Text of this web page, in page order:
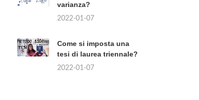
varianza?
2022-01-07
Come si imposta una
tesi di laurea triennale?
2022-01-07